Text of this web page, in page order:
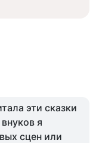
эти сказки
я
сцен или